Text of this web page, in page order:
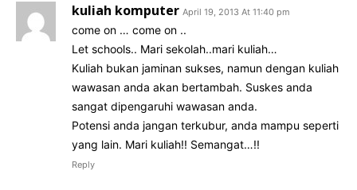
kuliah komputer April 19, 2013 At 11:40 pm
come on … come on ..
Let schools.. Mari sekolah..mari kuliah…
Kuliah bukan jaminan sukses, namun dengan kuliah
wawasan anda akan bertambah. Suskes anda
sangat dipengaruhi wawasan anda.
Potensi anda jangan terkubur, anda mampu seperti
yang lain. Mari kuliah!! Semangat…!!
Reply